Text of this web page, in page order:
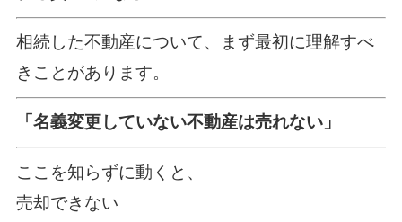
相続した不動産について、まず最初に理解すべ
きことがあります。
「名義変更していない不動産は売れない」
ここを知らずに動くと、
売却できない